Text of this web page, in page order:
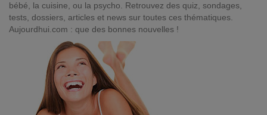
bébé, la cuisine, ou la psycho. Retrouvez des quiz, sondages,
tests, dossiers, articles et news sur toutes ces thématiques.
Aujourdhui.com : que des bonnes nouvelles !